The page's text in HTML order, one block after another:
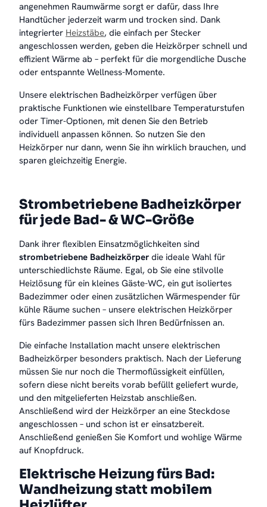
angenehmen Raumwärme sorgt er dafür, dass Ihre
Handtücher jederzeit warm und trocken sind. Dank
integrierter Heizstäbe, die einfach per Stecker
angeschlossen werden, geben die Heizkörper schnell und
effizient Wärme ab – perfekt für die morgendliche Dusche
oder entspannte Wellness-Momente.
Unsere elektrischen Badheizkörper verfügen über
praktische Funktionen wie einstellbare Temperaturstufen
oder Timer-Optionen, mit denen Sie den Betrieb
individuell anpassen können. So nutzen Sie den
Heizkörper nur dann, wenn Sie ihn wirklich brauchen, und
sparen gleichzeitig Energie.
Strombetriebene Badheizkörper
für jede Bad- & WC-Größe
Dank ihrer flexiblen Einsatzmöglichkeiten sind
strombetriebene Badheizkörper die ideale Wahl für
unterschiedlichste Räume. Egal, ob Sie eine stilvolle
Heizlösung für ein kleines Gäste-WC, ein gut isoliertes
Badezimmer oder einen zusätzlichen Wärmespender für
kühle Räume suchen – unsere elektrischen Heizkörper
fürs Badezimmer passen sich Ihren Bedürfnissen an.
Die einfache Installation macht unsere elektrischen
Badheizkörper besonders praktisch. Nach der Lieferung
müssen Sie nur noch die Thermoflüssigkeit einfüllen,
sofern diese nicht bereits vorab befüllt geliefert wurde,
und den mitgelieferten Heizstab anschließen.
Anschließend wird der Heizkörper an eine Steckdose
angeschlossen – und schon ist er einsatzbereit.
Anschließend genießen Sie Komfort und wohlige Wärme
auf Knopfdruck.
Elektrische Heizung fürs Bad:
Wandheizung statt mobilem